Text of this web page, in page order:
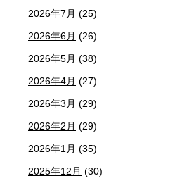
2026年7月 (25)
2026年6月 (26)
2026年5月 (38)
2026年4月 (27)
2026年3月 (29)
2026年2月 (29)
2026年1月 (35)
2025年12月 (30)